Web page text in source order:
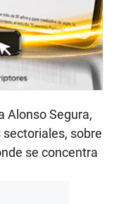
Alonso Segura,
sobre
se concentra